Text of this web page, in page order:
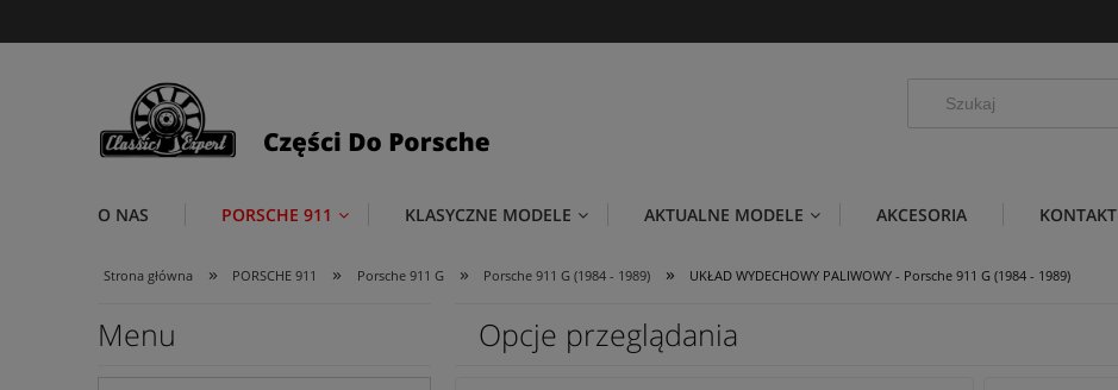
O NAS PORSCHE 911 KLASYCZNE MODELE AKTUALNE MODELE AKCESORIA KONTAKT
Strona główna » PORSCHE 911 » Porsche 911 G » Porsche 911 G (1984 - 1989) » UKŁAD WYDECHOWY PALIWOWY - Porsche 911 G (1984 - 1989)
Menu Opcje przeglądania